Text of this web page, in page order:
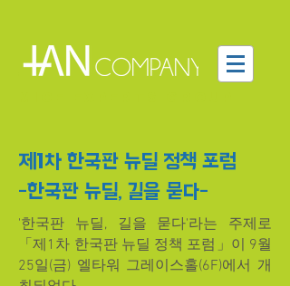
제1차 한국판 뉴딜 정책 포럼
​-한국판 뉴딜, 길을 묻다-
'한국판 뉴딜, 길을 묻다'라는 주제로
「제1차 한국판 뉴딜 정책 포럼」이 9월
25일(금) 엘타워 그레이스홀(6F)에서 개